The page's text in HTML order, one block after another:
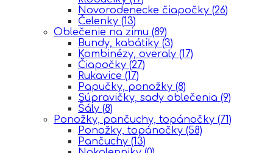
Novorodenecke čiapočky (26)
Čelenky (13)
Oblečenie na zimu (89)
Bundy, kabátiky (3)
Kombinézy, overaly (17)
Čiapočky (27)
Rukavice (17)
Papučky, ponožky (8)
Súpravičky, sady oblečenia (9)
Šály (8)
Ponožky, pančuchy, topánočky (71)
Ponožky, topánočky (58)
Pančuchy (13)